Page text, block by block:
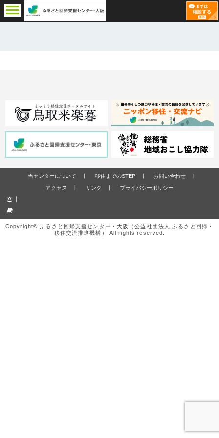
当センターについて 移住までのSTEP
お問い合わせ
アクセス
リンク プライバシーポリシー
Copyright© ふるさと回帰支援センター・大阪（公益社団法人 ふるさと回帰・
移住交流推進機構） All rights reserved.